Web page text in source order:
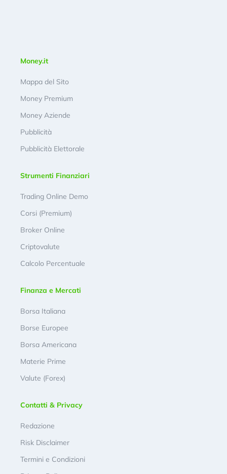
Money.it
Mappa del Sito
Money Premium
Money Aziende
Pubblicità
Pubblicità Elettorale
Strumenti Finanziari
Trading Online Demo
Corsi (Premium)
Broker Online
Criptovalute
Calcolo Percentuale
Finanza e Mercati
Borsa Italiana
Borse Europee
Borsa Americana
Materie Prime
Valute (Forex)
Contatti & Privacy
Redazione
Risk Disclaimer
Termini e Condizioni